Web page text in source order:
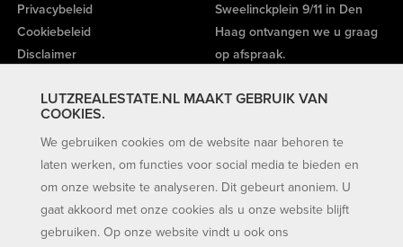
LUTZREALESTATE.NL MAAKT GEBRUIK VAN
COOKIES.
We gebruiken cookies om de website naar behoren te
laten werken, om functies voor social media te bieden en
om onze website te analyseren. Dit gebeurt anoniem. U
gaat akkoord met onze cookies als u onze website blijft
gebruiken. Op onze website vindt u ook ons
Privacybeleid
Cookiebeleid
Disclaimer
Sweelinckplein 9/11 in Den
Haag ontvangen we u graag
op afspraak.